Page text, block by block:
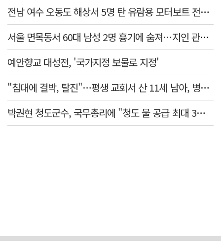
전남 여수 오동도 해상서 5명 탄 유람용 모터보트 전복…2명 숨져
서울 면목동서 60대 남성 2명 흉기에 숨져…지인 관계로 추정
예안향교 대성전, '국가지정 보물로 지정'
"침대에 결박, 탈진"…평생 교회서 산 11세 남아, 병원 이송 끝 숨져
박권현 청도군수, 국무총리에 "청도 물 공급 최대 3만t 늘려달라"